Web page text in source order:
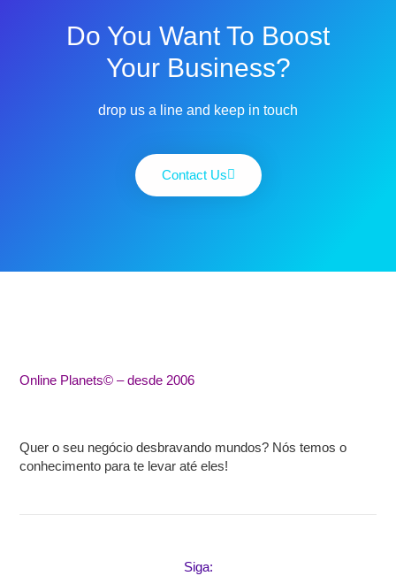
Do You Want To Boost
Your Business?
drop us a line and keep in touch
Contact Us
Online Planets© – desde 2006
Quer o seu negócio desbravando mundos? Nós temos o
conhecimento para te levar até eles!
Siga: